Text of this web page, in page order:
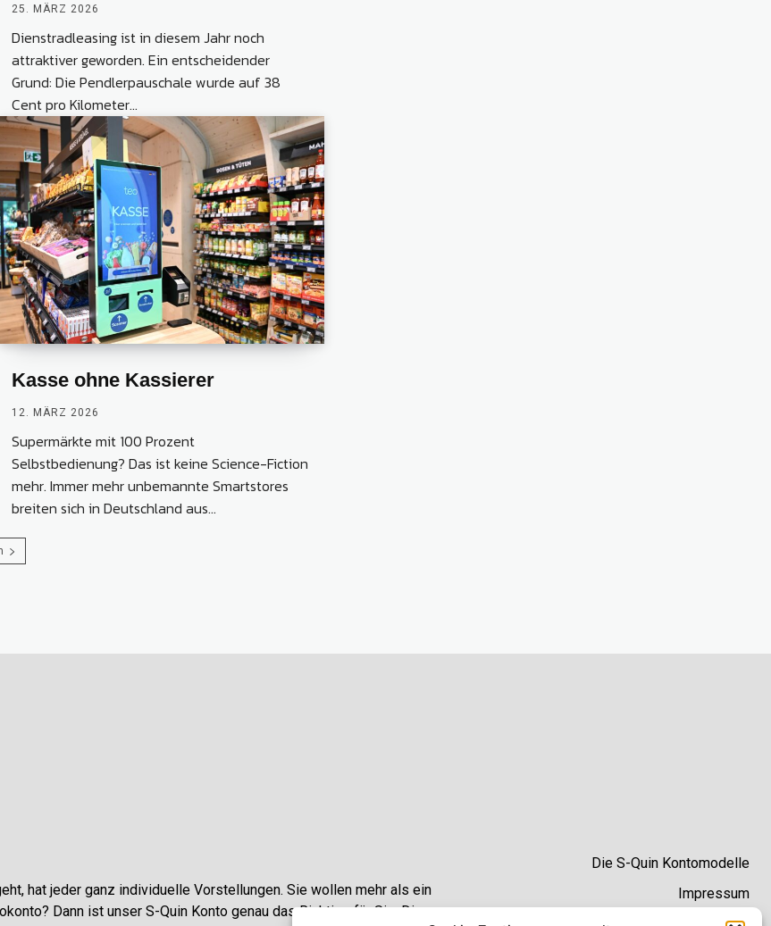
25. MÄRZ 2026
Dienstradleasing ist in diesem Jahr noch
attraktiver geworden. Ein entscheidender
Grund: Die Pendlerpauschale wurde auf 38
Cent pro Kilometer...
Kasse ohne Kassierer
12. MÄRZ 2026
Supermärkte mit 100 Prozent
Selbstbedienung? Das ist keine Science-Fiction
mehr. Immer mehr unbemannte Smartstores
breiten sich in Deutschland aus...
hat jeder ganz individuelle Vorstellungen. Sie wollen mehr als ein
Dann ist unser S-Quin Konto genau das Richtige für Sie. Die
Die S-Quin Kontomodelle
Impressum